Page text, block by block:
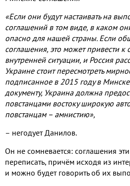
«Если они будут настаивать на
соглашений в том виде, в каком
опасно для нашей страны. Если
соглашения, это может привести к
внутренней ситуации, и Россия
Украине стоит пересмотреть
подписанное в 2015 году в
документу, Украина должна
повстанцами востоку широкую
повстанцам – амнистию»,
– негодует Данилов.
Он не сомневается: соглашения
переписать, причём исходя из
и можно будет говорить об их